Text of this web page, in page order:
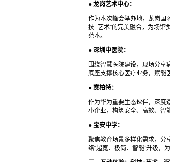
● 龙岗艺术中心：
作为本次峰会举办地，龙岗国
技+艺术”的完美融合，为场馆
范本。
● 深圳中医院：
围绕智慧医院建设，现场分享
底座支撑核心医疗业务，赋能
● 赛柏特：
作为华为重要生态伙伴，深度
小企业，构筑安全、高效、智
● 宝安中学：
聚焦教育场景多样化需求，分
络“超宽、极简、智能”升级，